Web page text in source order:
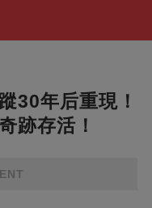
30年后重現！
跡存活！